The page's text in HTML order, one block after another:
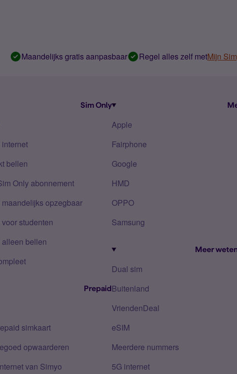
Maandelijks gratis aanpasbaar Regel alles zelf metMijn
Sim Only
bellen
Only abonnement
opzegbaar
studenten
bellen
Prepaid
simkaart
opwaarderen
van Simyo
Apple
Fairphone
Google
HMD
OPPO
Samsung
Meer
Dual sim
Buitenland
VriendenDeal
eSIM
Meerdere nummers
5G internet